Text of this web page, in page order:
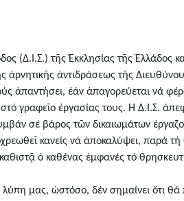
(Δ.Ι.Σ.) τῆς Ἐκκλησίας τῆς
ἀρνητικῆς ἀντιδράσεως τῆς
ἀπαντήσει, ἐάν ἀπαγορεύεται νά
στό γραφεῖο ἐργασίας τους. Η Δ.Ι.Σ.
σέ βάρος τῶν δικαιωμάτων
κανείς νά ἀποκαλύψει, παρά
ὁ καθένας ἐμφανές τό
λύπη μας, ὡστόσο, δέν σημαίνει ὅτι